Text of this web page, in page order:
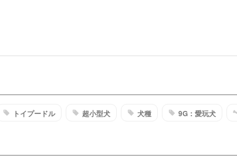
トイプードル 超小型犬 犬種 9G：愛玩犬